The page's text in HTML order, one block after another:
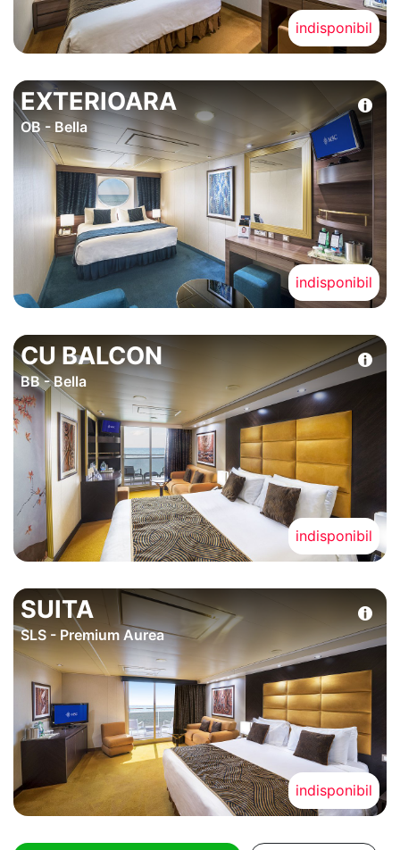
indisponibil
EXTERIOARA
OB - Bella
indisponibil
CU BALCON
BB - Bella
indisponibil
SUITA
SLS - Premium Aurea
indisponibil